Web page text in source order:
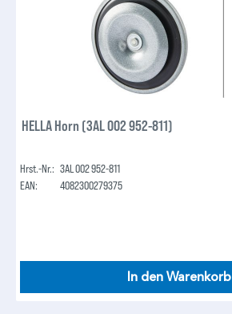
HELLA Horn (3AL 002 952-811)
Hrst.-Nr.: 3AL 002 952-811
EAN:
4082300279375
In den Warenkorb